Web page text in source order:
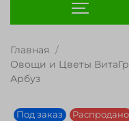
Главная
Овощи и Цветы
Арбуз
Под заказ Распродано